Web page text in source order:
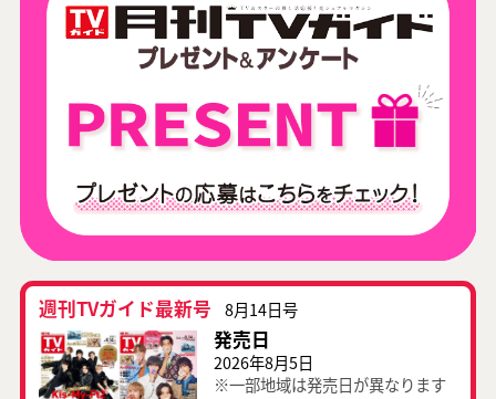
週刊TVガイド最新号 8月14日号
発売日
2026年8月5日
※一部地域は発売日が異なります